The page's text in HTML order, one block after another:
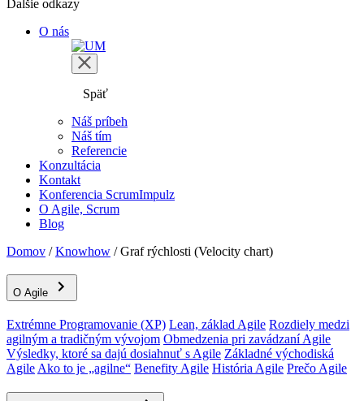
Ďalšie odkazy
O nás
Späť
Náš príbeh
Náš tím
Referencie
Konzultácia
Kontakt
Konferencia ScrumImpulz
O Agile, Scrum
Blog
Domov / Knowhow / Graf rýchlosti (Velocity chart)
O Agile
Extrémne Programovanie (XP) Lean, základ Agile Rozdiely medzi
agilným a tradičným vývojom Obmedzenia pri zavádzaní Agile
Výsledky, ktoré sa dajú dosiahnuť s Agile Základné východiská
Agile Ako to je „agilne“ Benefity Agile História Agile Prečo Agile